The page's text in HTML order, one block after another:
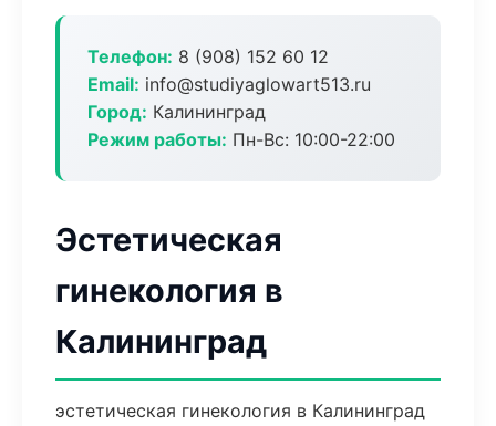
Телефон: 8 (908) 152 60 12
Email: info@studiyaglowart513.ru
Город: Калининград
Режим работы: Пн-Вс: 10:00-22:00
Эстетическая
гинекология в
Калининград
эстетическая гинекология в Калининград